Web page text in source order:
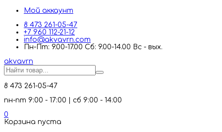
Мой аккаунт
8 473 261-05-47
+7 960 112-21-12
info@akvavrn.com
Пн-Пт: 9.00-17.00 Сб: 9.00-14.00 Вс - вых.
akvavrn
8 473 261-05-47
пн-пт 9:00 - 17:00 | сб 9:00 - 14:00
0
Корзина пуста